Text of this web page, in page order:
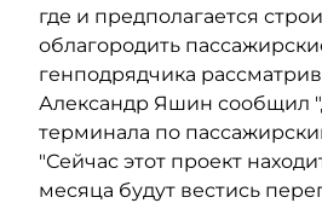
где и предполагается
облагородить
генподрядчика
Александр Яшин сообщил
терминала по
"Сейчас этот проект
месяца будут вестись